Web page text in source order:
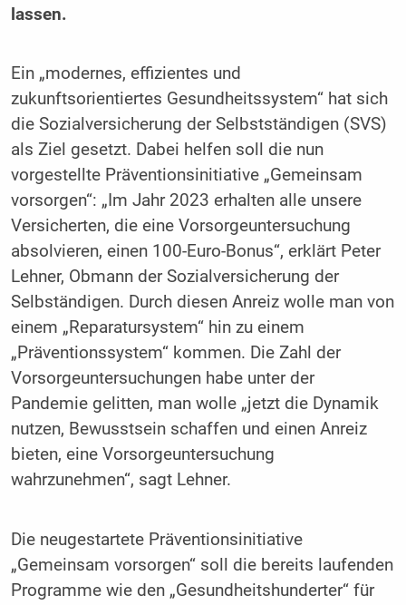
lassen.
Ein „modernes, effizientes und
zukunftsorientiertes Gesundheitssystem“ hat sich
die Sozialversicherung der Selbstständigen (SVS)
als Ziel gesetzt. Dabei helfen soll die nun
vorgestellte Präventionsinitiative „Gemeinsam
vorsorgen“: „Im Jahr 2023 erhalten alle unsere
Versicherten, die eine Vorsorgeuntersuchung
absolvieren, einen 100-Euro-Bonus“, erklärt Peter
Lehner, Obmann der Sozialversicherung der
Selbständigen. Durch diesen Anreiz wolle man von
einem „Reparatursystem“ hin zu einem
„Präventionssystem“ kommen. Die Zahl der
Vorsorgeuntersuchungen habe unter der
Pandemie gelitten, man wolle „jetzt die Dynamik
nutzen, Bewusstsein schaffen und einen Anreiz
bieten, eine Vorsorgeuntersuchung
wahrzunehmen“, sagt Lehner.
Die neugestartete Präventionsinitiative
„Gemeinsam vorsorgen“ soll die bereits laufenden
Programme wie den „Gesundheitshunderter“ für